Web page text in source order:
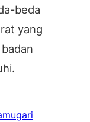
beda
yang